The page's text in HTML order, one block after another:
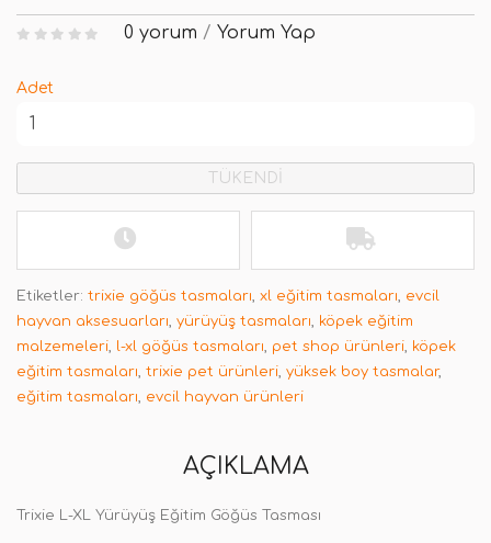
0 yorum / Yorum Yap
Adet
TÜKENDİ
Etiketler: trixie göğüs tasmaları, xl eğitim tasmaları, evcil
hayvan aksesuarları, yürüyüş tasmaları, köpek eğitim
malzemeleri, l-xl göğüs tasmaları, pet shop ürünleri, köpek
eğitim tasmaları, trixie pet ürünleri, yüksek boy tasmalar,
eğitim tasmaları, evcil hayvan ürünleri
AÇIKLAMA
Trixie L-XL Yürüyüş Eğitim Göğüs Tasması